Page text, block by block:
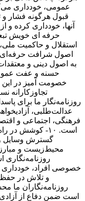
قبول هرگونه فشار و
آنها، خودداری
استقلال و حاکمیت
به اصول دینی و
حسنه و عفت
خصومت آمیز در این
روزنامه‌نگار ما برای
عدالت‌طلبی،
فرهنگی، اجتماعی و
است. ۱۰- کوشش
گسترش وسایل و
محیط‌زیست و
خصوصی افراد، خودداری
و تلاش در
است ضمن دفاع از آزادی